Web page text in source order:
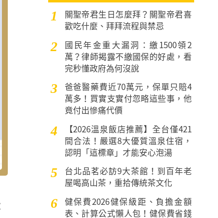
1
關聖帝君生日怎麼拜？關聖帝君喜
歡吃什麼、拜拜流程與禁忌
2
國民年金重大漏洞：繳1500領2
萬？律師揭露不繳國保的好處，看
完秒懂政府為何沒說
3
爸爸醫藥費近70萬元，保單只賠4
萬多！買實支實付忽略這些事，他
竟付出慘痛代價
4
【2026溫泉飯店推薦】全台僅421
間合法！嚴選8大優質溫泉住宿，
認明「這標章」才能安心泡湯
5
台北品茗必訪9大茶館！到百年老
屋喝高山茶，重拾傳統茶文化
6
健保費2026健保級距、負擔金額
表、計算公式懶人包！健保費省錢